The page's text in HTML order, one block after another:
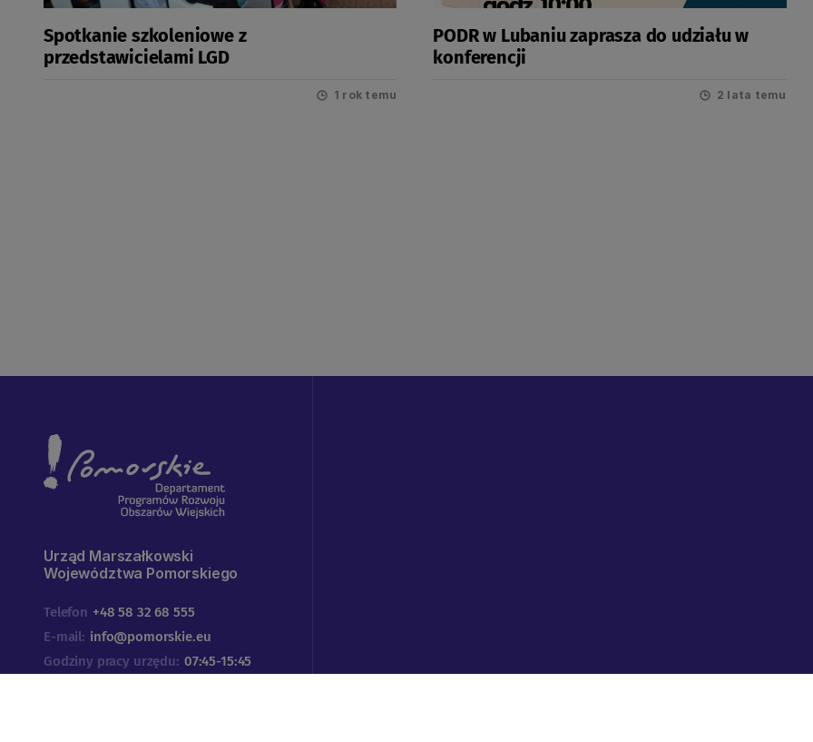
Spotkanie szkoleniowe z
przedstawicielami LGD
1 rok temu
PODR w Lubaniu zaprasza do udziału w
konferencji
2 lata temu
Urząd Marszałkowski
Województwa Pomorskiego
Telefon +48 58 32 68 555
E-mail: info@pomorskie.eu
Godziny pracy urzędu: 07:45-15:45